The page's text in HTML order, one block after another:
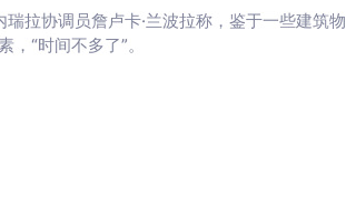
协调员詹卢卡·兰波拉称，鉴于一些建筑物
“时间不多了”。